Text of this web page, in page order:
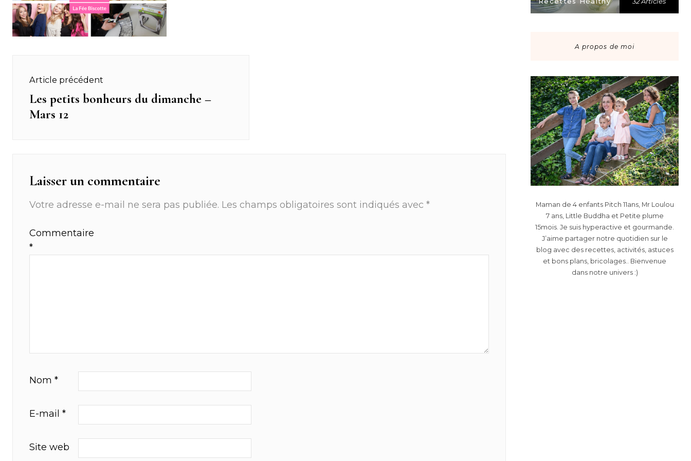
de
l’article
Article précédent
Previous
post:
Les petits bonheurs du dimanche –
Mars 12
Laisser un commentaire
Votre adresse e-mail ne sera pas publiée. Les champs obligatoires sont indiqués avec*
Commentaire
*
Nom*
E-mail*
Site web
A propos de moi
Maman de 4 enfants Pitch 11ans, Mr Loulou
7 ans, Little Buddha et Petite plume
15mois. Je suis hyperactive et gourmande.
J’aime partager notre quotidien sur le
blog avec des recettes, activités, astuces
et bons plans, bricolages.. Bienvenue
dans notre univers :)